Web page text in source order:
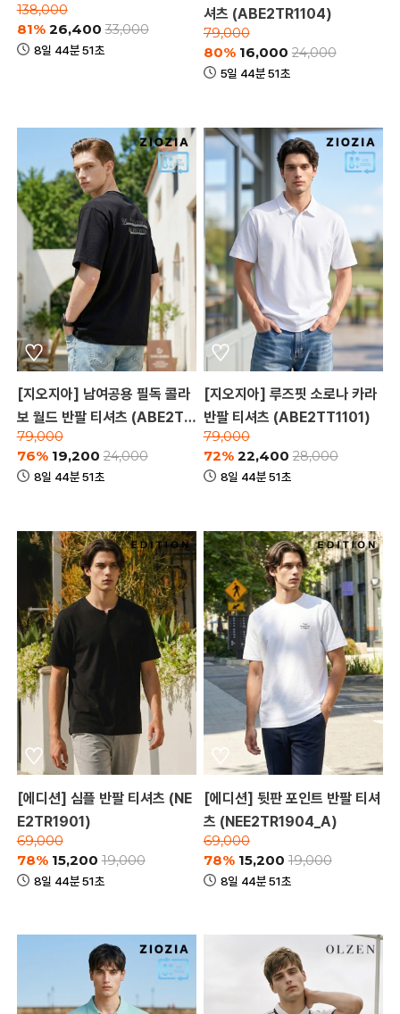
138,000
81% 26,400 33,000
8일 44분 51초
셔츠 (ABE2TR1104)
79,000
80% 16,000 24,000
5일 44분 51초
[지오지아] 남여공용 필독 콜라
보 월드 반팔 티셔츠 (ABE2TR
3184)
79,000
76% 19,200 24,000
8일 44분 51초
[지오지아] 루즈핏 소로나 카라
반팔 티셔츠 (ABE2TT1101)
79,000
72% 22,400 28,000
8일 44분 51초
[에디션] 심플 반팔 티셔츠 (NE
E2TR1901)
69,000
78% 15,200 19,000
8일 44분 51초
[에디션] 뒷판 포인트 반팔 티셔
츠 (NEE2TR1904_A)
69,000
78% 15,200 19,000
8일 44분 51초